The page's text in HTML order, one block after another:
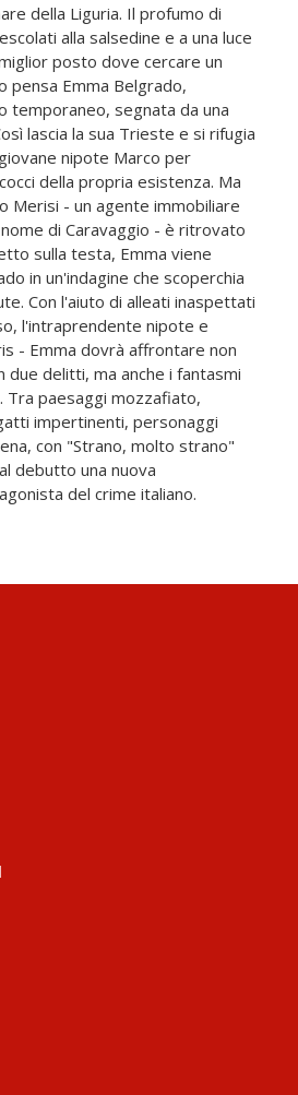
della Liguria. Il profumo di
alla salsedine e a una luce
posto dove cercare un
pensa Emma Belgrado,
temporaneo, segnata da una
lascia la sua Trieste e si rifugia
nipote Marco per
della propria esistenza. Ma
Merisi - un agente immobiliare
di Caravaggio - è ritrovato
sulla testa, Emma viene
in un'indagine che scoperchia
Con l'aiuto di alleati inaspettati
l'intraprendente nipote e
- Emma dovrà affrontare non
due delitti, ma anche i fantasmi
paesaggi mozzafiato,
impertinenti, personaggi
con "Strano, molto strano"
debutto una nuova
del crime italiano.